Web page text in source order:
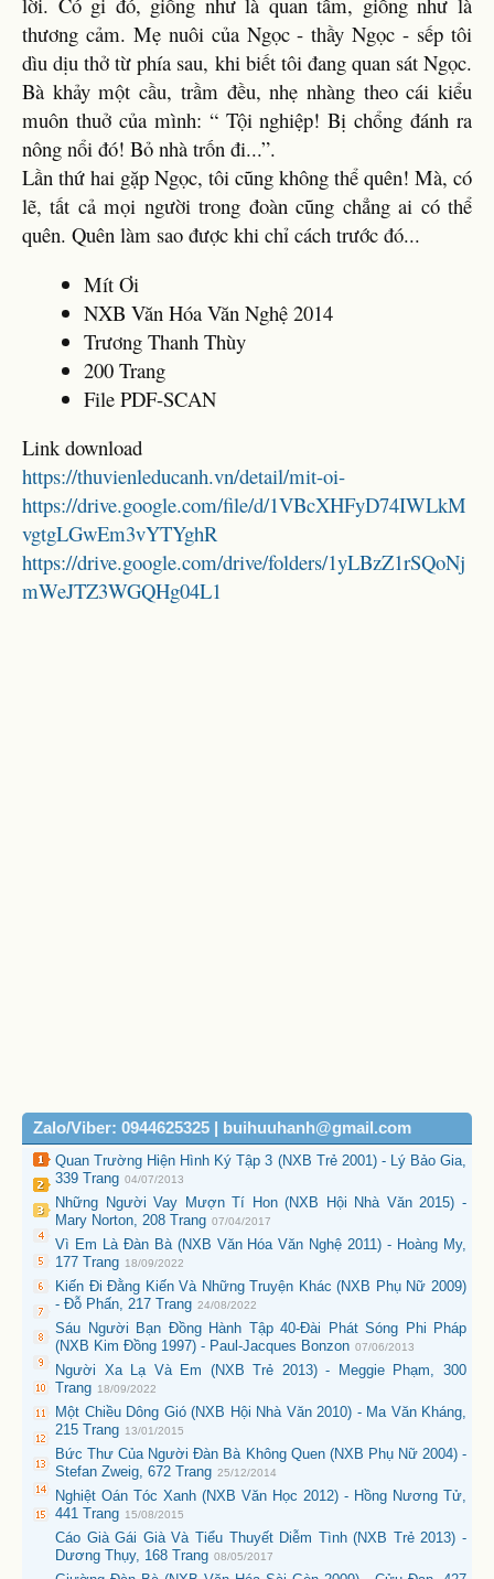
thương cảm. Mẹ nuôi của Ngọc - thầy Ngọc - sếp tôi
dìu dịu thở từ phía sau, khi biết tôi đang quan sát Ngọc.
Bà khảy một cầu, trầm đều, nhẹ nhàng theo cái kiểu
muôn thuở của mình: “ Tội nghiệp! Bị chổng đánh ra
nông nổi đó! Bỏ nhà trốn đi...”.
Lần thứ hai gặp Ngọc, tôi cũng không thể quên! Mà, có
lẽ, tất cả mọi người trong đoàn cũng chẳng ai có thể
quên. Quên làm sao được khi chỉ cách trước đó...
Mít Ơi
NXB Văn Hóa Văn Nghệ 2014
Trương Thanh Thùy
200 Trang
File PDF-SCAN
Link download
https://thuvienleducanh.vn/detail/mit-oi-
https://drive.google.com/file/d/1VBcXHFyD74IWLkM
vgtgLGwEm3vYTYghR
https://drive.google.com/drive/folders/1yLBzZ1rSQoNj
mWeJTZ3WGQHg04L1
Zalo/Viber: 0944625325 | buihuuhanh@gmail.com
Quan Trường Hiện Hình Ký Tập 3 (NXB Trẻ 2001) - Lý Bảo Gia,
339 Trang 04/07/2013
Những Người Vay Mượn Tí Hon (NXB Hội Nhà Văn 2015) -
Mary Norton, 208 Trang 07/04/2017
Vì Em Là Đàn Bà (NXB Văn Hóa Văn Nghệ 2011) - Hoàng My,
177 Trang 18/09/2022
Kiến Đi Đằng Kiến Và Những Truyện Khác (NXB Phụ Nữ 2009)
- Đỗ Phấn, 217 Trang 24/08/2022
Sáu Người Bạn Đồng Hành Tập 40-Đài Phát Sóng Phi Pháp
(NXB Kim Đồng 1997) - Paul-Jacques Bonzon 07/06/2013
Người Xa Lạ Và Em (NXB Trẻ 2013) - Meggie Phạm, 300
Trang 18/09/2022
Một Chiều Dông Gió (NXB Hội Nhà Văn 2010) - Ma Văn Kháng,
215 Trang 13/01/2015
Bức Thư Của Người Đàn Bà Không Quen (NXB Phụ Nữ 2004) -
Stefan Zweig, 672 Trang 25/12/2014
Nghiệt Oán Tóc Xanh (NXB Văn Học 2012) - Hồng Nương Tử,
441 Trang 15/08/2015
Cáo Già Gái Già Và Tiểu Thuyết Diễm Tình (NXB Trẻ 2013) -
Dương Thụy, 168 Trang 08/05/2017